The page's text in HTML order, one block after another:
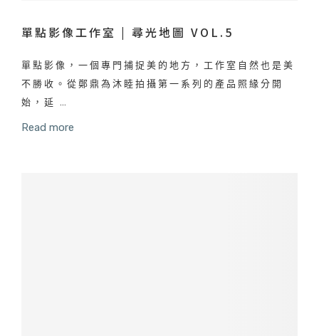
單點影像工作室 | 尋光地圖 VOL.5
單點影像，一個專門捕捉美的地方，工作室自然也是美
不勝收。從鄭鼎為沐睦拍攝第一系列的產品照緣分開
始，延 …
Read more